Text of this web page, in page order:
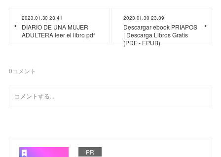
2023.01.30 23:41
DIARIO DE UNA MUJER
ADULTERA leer el libro pdf
2023.01.30 23:39
Descargar ebook PRIAPOS
| Descarga Libros Gratis
(PDF - EPUB)
0コメント
PR